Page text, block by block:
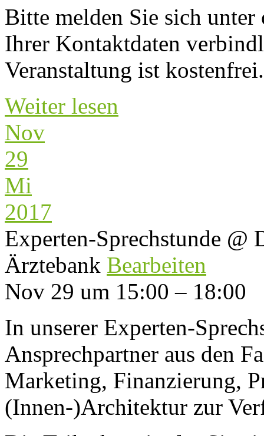
Bitte melden Sie sich unter
Ihrer Kontaktdaten
Veranstaltung ist kostenfrei.
Weiter lesen
Nov
29
Mi
2017
Experten-Sprechstunde @
Ärztebank Bearbeiten
Nov 29 um 15:00 – 18:00
In unserer Experten-
Ansprechpartner aus den
Marketing, Finanzierung,
(Innen-)Architektur zur